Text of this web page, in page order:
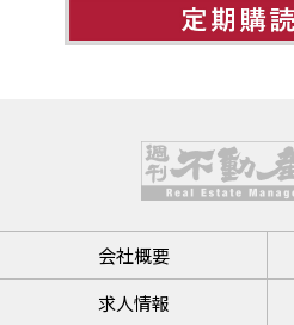
会社概要
求人情報